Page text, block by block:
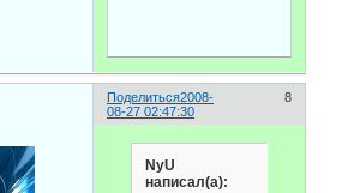
Поделиться 8
2008-
08-27 02:47:30
NyU
написал(а):